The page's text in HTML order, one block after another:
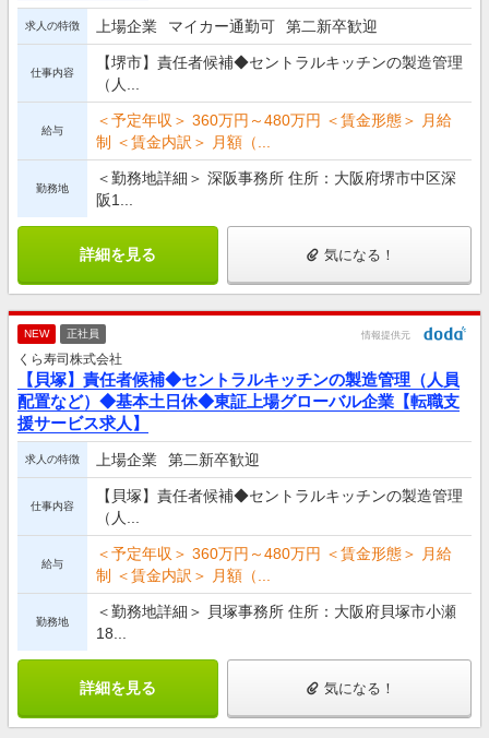
求人の特徴 上場企業 マイカー通勤可 第二新卒歓迎
仕事内容
【堺市】責任者候補◆セントラルキッチンの製造管理
（人...
給与
＜予定年収＞ 360万円～480万円 ＜賃金形態＞ 月給
制 ＜賃金内訳＞ 月額（...
勤務地
＜勤務地詳細＞ 深阪事務所 住所：大阪府堺市中区深
阪1...
詳細を見る 気になる！
NEW 正社員 情報提供元
くら寿司株式会社
【貝塚】責任者候補◆セントラルキッチンの製造管理（人員
配置など）◆基本土日休◆東証上場グローバル企業【転職支
援サービス求人】
求人の特徴 上場企業 第二新卒歓迎
仕事内容
【貝塚】責任者候補◆セントラルキッチンの製造管理
（人...
給与
＜予定年収＞ 360万円～480万円 ＜賃金形態＞ 月給
制 ＜賃金内訳＞ 月額（...
勤務地
＜勤務地詳細＞ 貝塚事務所 住所：大阪府貝塚市小瀬
18...
詳細を見る 気になる！